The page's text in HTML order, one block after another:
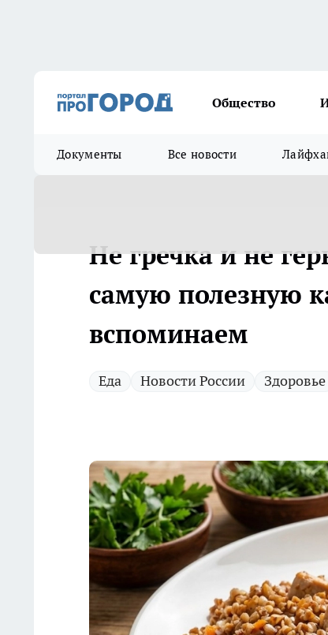
Общество
Документы Все новости
Не гречка и не
самую полезную
вспоминаем
Еда Новости России Здоровье